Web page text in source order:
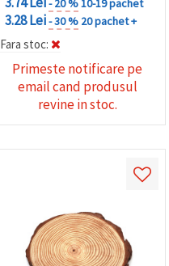
- 20 %10-19 pachet
3.28 Lei- 30 % 20 pachet +
Fara stoc:
Primeste notificare pe
email cand produsul
revine in stoc.